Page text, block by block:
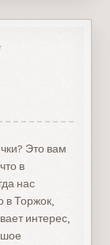
Это вам
в
нас
в Торжок,
интерес,